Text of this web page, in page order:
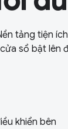
tảng tiện
sổ bật lên
khiển bên